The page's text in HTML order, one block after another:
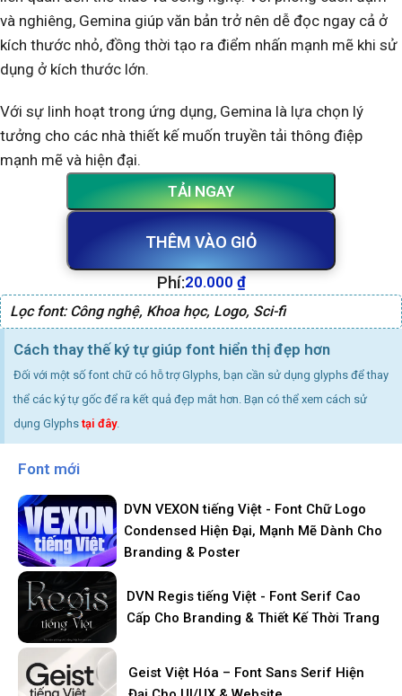
và nghiêng, Gemina giúp văn bản trở nên dễ đọc ngay cả ở
kích thước nhỏ, đồng thời tạo ra điểm nhấn mạnh mẽ khi sử
dụng ở kích thước lớn.
Với sự linh hoạt trong ứng dụng, Gemina là lựa chọn lý
tưởng cho các nhà thiết kế muốn truyền tải thông điệp
mạnh mẽ và hiện đại.
THÊM VÀO GIỎ
TẢI NGAY
Phí:20.000 ₫
Lọc font: Công nghệ, Khoa học, Logo, Sci-fi
Cách thay thế ký tự giúp font hiển thị đẹp hơn
Đối với một số font chữ có hỗ trợ Glyphs, bạn cần sử dụng glyphs để thay
thể các ký tự gốc để ra kết quả đẹp mắt hơn. Bạn có thể xem cách sử
dụng Glyphs tại đây.
Font mới
DVN VEXON tiếng Việt - Font Chữ Logo
Condensed Hiện Đại, Mạnh Mẽ Dành Cho
Branding & Poster
DVN Regis tiếng Việt - Font Serif Cao
Cấp Cho Branding & Thiết Kế Thời Trang
Geist Việt Hóa – Font Sans Serif Hiện